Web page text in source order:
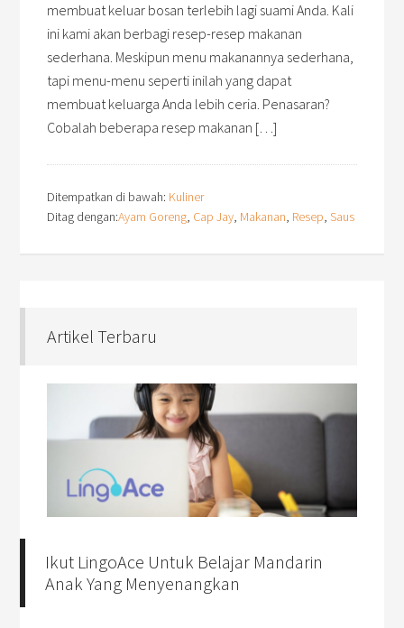
membuat keluar bosan terlebih lagi suami Anda. Kali
ini kami akan berbagi resep-resep makanan
sederhana. Meskipun menu makanannya sederhana,
tapi menu-menu seperti inilah yang dapat
membuat keluarga Anda lebih ceria. Penasaran?
Cobalah beberapa resep makanan […]
Ditempatkan di bawah: Kuliner
Ditag dengan:Ayam Goreng, Cap Jay, Makanan, Resep,Saus
Artikel Terbaru
Ikut LingoAce Untuk Belajar Mandarin
Anak Yang Menyenangkan